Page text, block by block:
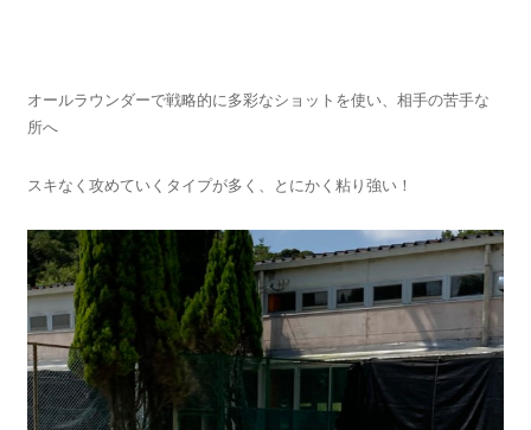
オールラウンダーで戦略的に多彩なショットを使い、相手の苦手な
所へ
スキなく攻めていくタイプが多く、とにかく粘り強い！